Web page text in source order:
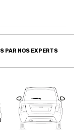
PAR NOS EXPERTS